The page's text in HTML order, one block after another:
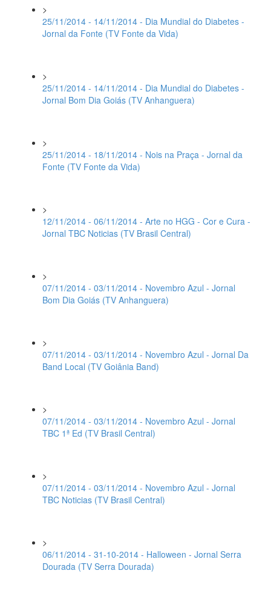
>
25/11/2014 - 14/11/2014 - Dia Mundial do Diabetes -
Jornal da Fonte (TV Fonte da Vida)
>
25/11/2014 - 14/11/2014 - Dia Mundial do Diabetes -
Jornal Bom Dia Goiás (TV Anhanguera)
>
25/11/2014 - 18/11/2014 - Nois na Praça - Jornal da
Fonte (TV Fonte da Vida)
>
12/11/2014 - 06/11/2014 - Arte no HGG - Cor e Cura -
Jornal TBC Noticias (TV Brasil Central)
>
07/11/2014 - 03/11/2014 - Novembro Azul - Jornal
Bom Dia Goiás (TV Anhanguera)
>
07/11/2014 - 03/11/2014 - Novembro Azul - Jornal Da
Band Local (TV Goiânia Band)
>
07/11/2014 - 03/11/2014 - Novembro Azul - Jornal
TBC 1ª Ed (TV Brasil Central)
>
07/11/2014 - 03/11/2014 - Novembro Azul - Jornal
TBC Noticias (TV Brasil Central)
>
06/11/2014 - 31-10-2014 - Halloween - Jornal Serra
Dourada (TV Serra Dourada)